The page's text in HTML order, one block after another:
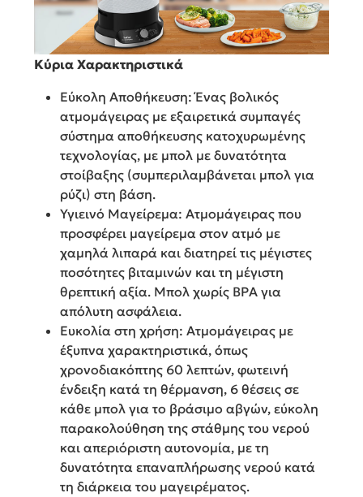
Κύρια Χαρακτηριστικά
Εύκολη Αποθήκευση: Ένας βολικός
ατμομάγειρας με εξαιρετικά συμπαγές
σύστημα αποθήκευσης κατοχυρωμένης
τεχνολογίας, με μπολ με δυνατότητα
στοίβαξης (συμπεριλαμβάνεται μπολ για
ρύζι) στη βάση.
Υγιεινό Μαγείρεμα: Ατμομάγειρας που
προσφέρει μαγείρεμα στον ατμό με
χαμηλά λιπαρά και διατηρεί τις μέγιστες
ποσότητες βιταμινών και τη μέγιστη
θρεπτική αξία. Μπολ χωρίς BPA για
απόλυτη ασφάλεια.
Ευκολία στη χρήση: Ατμομάγειρας με
έξυπνα χαρακτηριστικά, όπως
χρονοδιακόπτης 60 λεπτών, φωτεινή
ένδειξη κατά τη θέρμανση, 6 θέσεις σε
κάθε μπολ για το βράσιμο αβγών, εύκολη
παρακολούθηση της στάθμης του νερού
και απεριόριστη αυτονομία, με τη
δυνατότητα επαναπλήρωσης νερού κατά
τη διάρκεια του μαγειρέματος.